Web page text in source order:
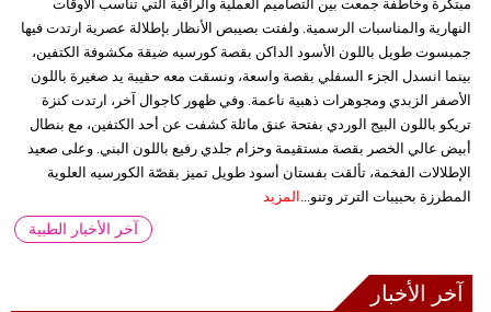
مبتكرة وخاطفة جمعت بين التصاميم العملية والراقية التي تناسب الأوقات
النهارية والمناسبات الرسمية. ولفتت بصيبص الأنظار بإطلالة عصرية ارتدت فيها
جمبسوت طويل باللون الأسود الداكن بقصة كورسيه ضيقة مكشوفة الكتفين،
بينما انسدل الجزء السفلي بقصة واسعة، ونسقت معه حقيبة يد صغيرة باللون
الأصفر الزبدي ومجوهرات ذهبية ناعمة. وفي ظهور كاجوال آخر، ارتدت كنزة
تريكو باللون البيج الوردي بفتحة عنق مائلة كشفت عن أحد الكتفين، مع بنطال
أبيض عالي الخصر بقصة مستقيمة وحزام جلدي رفيع باللون البني. وعلى صعيد
الإطلالات الفخمة، تألقت بفستان أسود طويل تميز بقصّة الكورسيه العلوية
المطرزة بحبيبات الترتر وتنو... المزيد
آخر الأخبار الطبية
آخر الأخبار